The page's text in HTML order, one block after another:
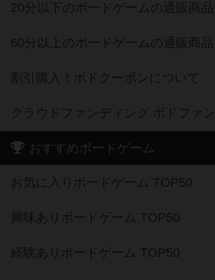
20分以下のボードゲームの通販商品
60分以上のボードゲームの通販商品
割引購入！ボドクーポンについて
クラウドファンディング ボドファン
おすすめボードゲーム
お気に入りボードゲーム TOP50
興味ありボードゲーム TOP50
経験ありボードゲーム TOP50